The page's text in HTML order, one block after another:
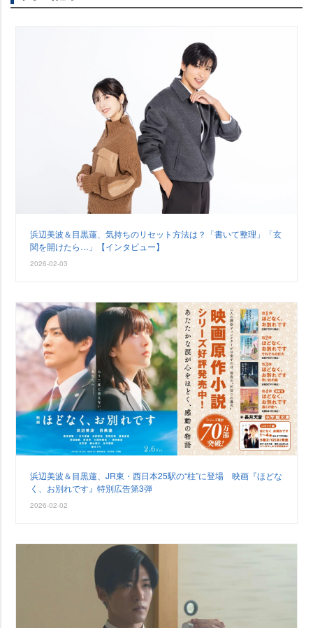
浜辺美波＆目黒蓮、気持ちのリセット方法は？「書いて整理」「玄
関を開けたら…」【インタビュー】
2026-02-03
浜辺美波＆目黒蓮、JR東・西日本25駅の“柱”に登場 映画『ほどな
く、お別れです』特別広告第3弾
2026-02-02